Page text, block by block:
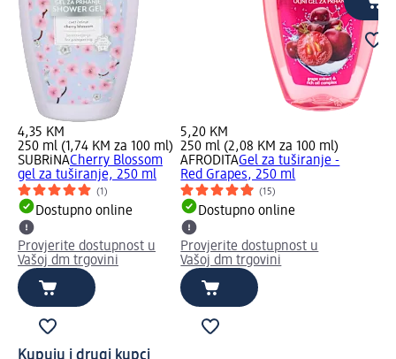
4,35 KM
250 ml (1,74 KM za 100 ml)
SUBRiNACherry Blossom
gel za tuširanje, 250 ml
(1)
Dostupno online
Provjerite dostupnost u
Vašoj dm trgovini
5,20 KM
250 ml (2,08 KM za 100 ml)
AFRODITAGel za tuširanje -
Red Grapes, 250 ml
(15)
Dostupno online
Provjerite dostupnost u
Vašoj dm trgovini